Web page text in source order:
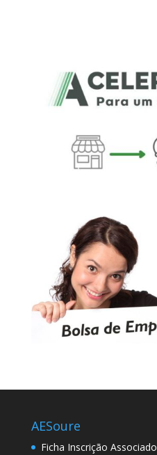
AESoure
Ficha Inscrição Associado